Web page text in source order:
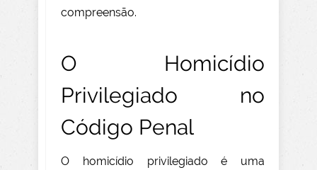
compreensão.
O Homicídio
Privilegiado no
Código Penal
O homicídio privilegiado é uma